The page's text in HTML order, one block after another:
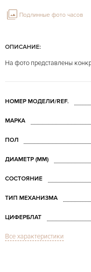
ОПИСАНИЕ:
На фото представлены
НОМЕР МОДЕЛИ/REF.
МАРКА
ПОЛ
ДИАМЕТР (MM)
СОСТОЯНИЕ
ТИП МЕХАНИЗМА
ЦИФЕРБЛАТ
СТЕКЛО
Все характеристики
Подлинные фото часов